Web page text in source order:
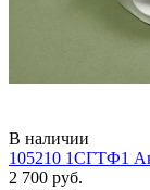
В наличии
105210 1СГТФ1
2 700 руб.